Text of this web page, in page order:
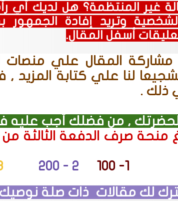
غير المنتظمة؟ هل لديك
وتريد إفادة الجمهور
أسفل المقال.
مشاركة المقال علي منصات
لنا علي كتابة
ذلك .
, من فضلك أجب عليه
منحةصرف الدفعة الثالثة من
1- 100
لك مقالات ذات صلة نوصيك